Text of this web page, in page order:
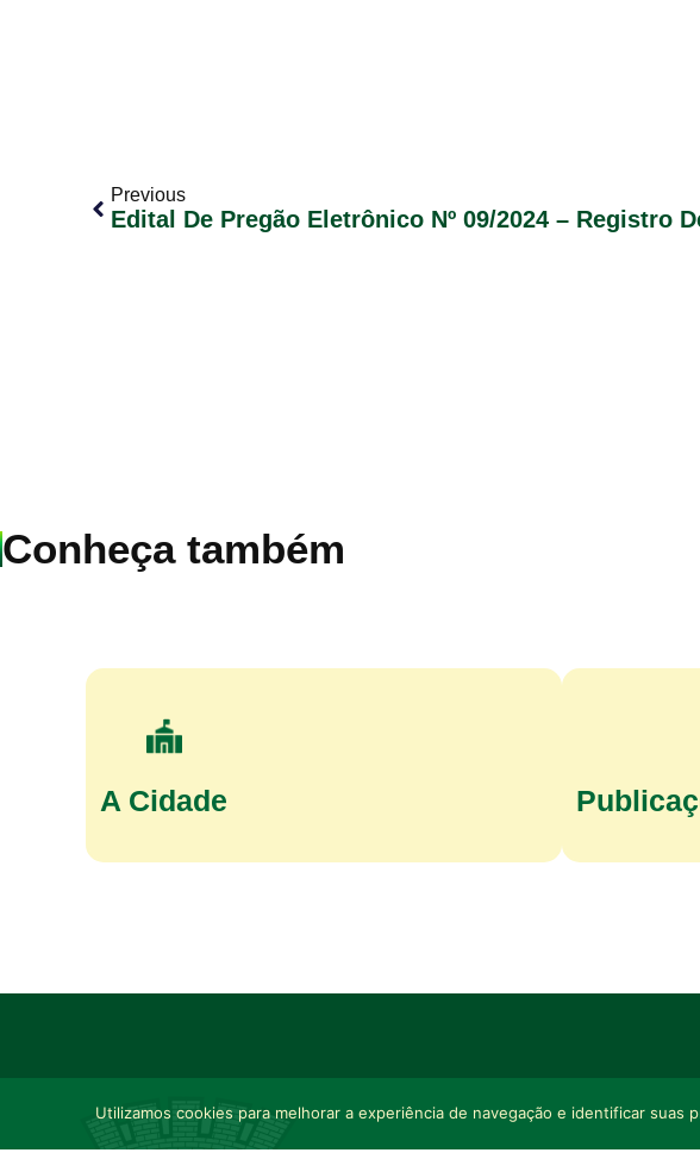
Previous
Conheça também
A Cidade
Utilizamos cookies para melhorar a experiência de navegação e identificar suas